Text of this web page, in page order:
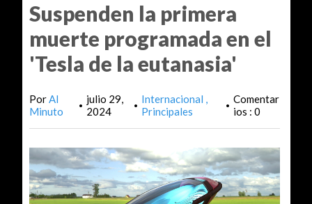
Suspenden la primera
muerte programada en el
'Tesla de la eutanasia'
PorAl
Minuto
• julio 29,
2024
• Internacional
Principales
• Comentar
ios : 0